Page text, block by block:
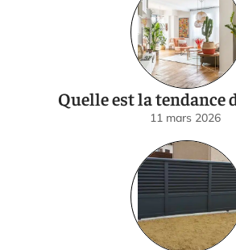
Quelle est la tendance
11 mars 2026